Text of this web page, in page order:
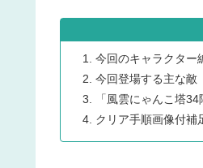
今回のキャラクター
今回登場する主な敵
「風雲にゃんこ塔
クリア手順画像付補